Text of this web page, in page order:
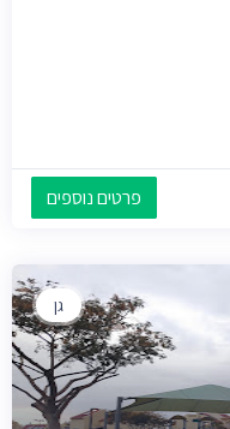
פרטים נוספים
גן